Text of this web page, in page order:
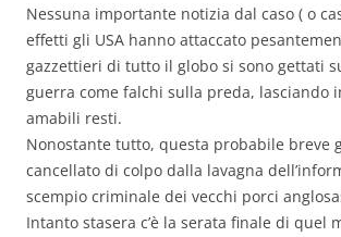
Nessuna importante notizia dal caso ( o
effetti gli USA hanno attaccato
gazzettieri di tutto il globo si sono gettati
guerra come falchi sulla preda, lasciando
amabili resti.
Nonostante tutto, questa probabile breve
cancellato di colpo dalla lavagna
scempio criminale dei vecchi porci
Intanto stasera c’è la serata finale di quel